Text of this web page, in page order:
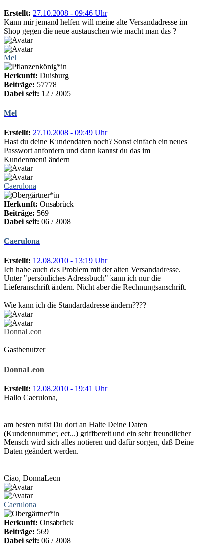
Erstellt: 27.10.2008 - 09:46 Uhr
Kann mir jemand helfen will meine alte Versandadresse im
Shop gegen die neue austauschen wie macht man das ?
Mel
Herkunft: Duisburg
Beiträge: 57778
Dabei seit: 12 / 2005
Mel
Erstellt: 27.10.2008 - 09:49 Uhr
Hast du deine Kundendaten noch? Sonst einfach ein neues
Passwort anfordern und dann kannst du das im
Kundenmenü ändern
Caerulona
Herkunft: Onsabrück
Beiträge: 569
Dabei seit: 06 / 2008
Caerulona
Erstellt: 12.08.2010 - 13:19 Uhr
Ich habe auch das Problem mit der alten Versandadresse.
Unter "persönliches Adressbuch" kann ich nur die
Lieferanschrift ändern. Nicht aber die Rechnungsanschrift.
Wie kann ich die Standardadresse ändern????
DonnaLeon
Gastbenutzer
DonnaLeon
Erstellt: 12.08.2010 - 19:41 Uhr
Hallo Caerulona,
am besten rufst Du dort an Halte Deine Daten
(Kundennummer, ect...) griffbereit und ein sehr freundlicher
Mensch wird sich alles notieren und dafür sorgen, daß Deine
Daten geändert werden.
Ciao, DonnaLeon
Caerulona
Herkunft: Onsabrück
Beiträge: 569
Dabei seit: 06 / 2008